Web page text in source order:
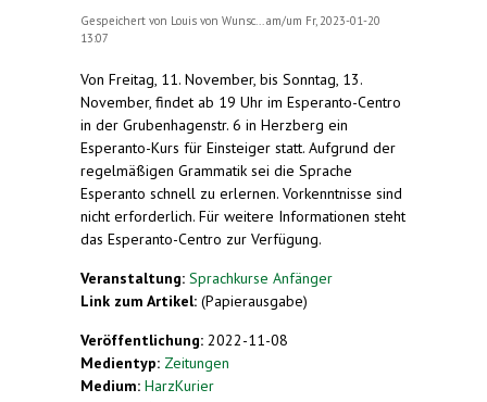
Gespeichert von Louis von Wunsc...
am/um Fr, 2023-01-20
13:07
Von Freitag, 11. November, bis Sonntag, 13.
November, findet ab 19 Uhr im Esperanto-Centro
in der Grubenhagenstr. 6 in Herzberg ein
Esperanto-Kurs für Einsteiger statt. Aufgrund der
regelmäßigen Grammatik sei die Sprache
Esperanto schnell zu erlernen. Vorkenntnisse sind
nicht erforderlich. Für weitere Informationen steht
das Esperanto-Centro zur Verfügung.
Veranstaltung: Sprachkurse Anfänger
Link zum Artikel: (Papierausgabe)
Veröffentlichung: 2022-11-08
Medientyp: Zeitungen
Medium: HarzKurier